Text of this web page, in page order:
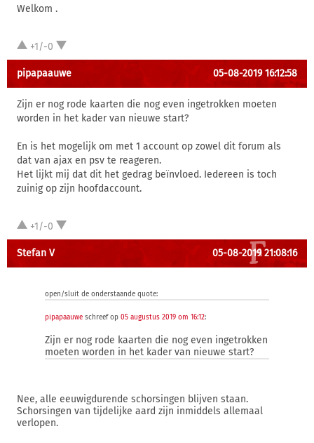
Welkom .
+1/-0
pipapaauwe 05-08-2019 16:12:58
Zijn er nog rode kaarten die nog even ingetrokken moeten
worden in het kader van nieuwe start?
En is het mogelijk om met 1 account op zowel dit forum als
dat van ajax en psv te reageren.
Het lijkt mij dat dit het gedrag beïnvloed. Iedereen is toch
zuinig op zijn hoofdaccount.
+1/-0
Stefan V 05-08-2019 21:08:16
open/sluit de onderstaande quote:
pipapaauwe schreef op 05 augustus 2019 om 16:12:
Zijn er nog rode kaarten die nog even ingetrokken
moeten worden in het kader van nieuwe start?
Nee, alle eeuwigdurende schorsingen blijven staan.
Schorsingen van tijdelijke aard zijn inmiddels allemaal
verlopen.